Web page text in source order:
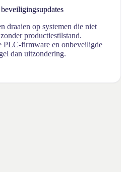
draaien op systemen die niet
productiestilstand.
PLC-firmware en onbeveiligde
dan uitzondering.